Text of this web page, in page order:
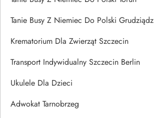
Tanie Busy Z Niemiec Do Polski Grudziądz
Krematorium Dla Zwierząt Szczecin
Transport Indywidualny Szczecin Berlin
Ukulele Dla Dzieci
Adwokat Tarnobrzeg